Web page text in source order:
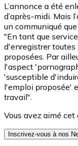
L’annonce a été
d’après-midi. Mais
un communiqué
"En tant que
d'enregistrer
proposées. Par
l'aspect
'susceptible
l'emploi proposée'
travail".
Vous avez aimé cet
Inscrivez-vous à nos